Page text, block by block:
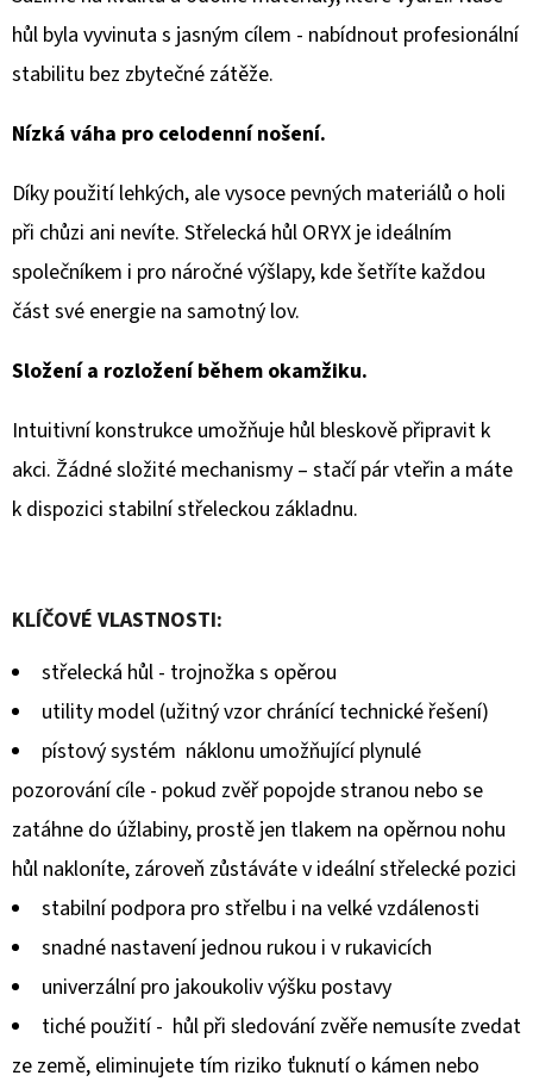
hůl byla vyvinuta s jasným cílem - nabídnout profesionální
stabilitu bez zbytečné zátěže.
Nízká váha pro celodenní nošení.
Díky použití lehkých, ale vysoce pevných materiálů o holi
při chůzi ani nevíte. Střelecká hůl ORYX je ideálním
společníkem i pro náročné výšlapy, kde šetříte každou
část své energie na samotný lov.
Složení a rozložení během okamžiku.
Intuitivní konstrukce umožňuje hůl bleskově připravit k
akci. Žádné složité mechanismy – stačí pár vteřin a máte
k dispozici stabilní střeleckou základnu.
KLÍČOVÉ VLASTNOSTI:
střelecká hůl - trojnožka s opěrou
utility model (užitný vzor chránící technické řešení)
pístový systém náklonu umožňující plynulé
pozorování cíle - pokud zvěř popojde stranou nebo se
zatáhne do úžlabiny, prostě jen tlakem na opěrnou nohu
hůl nakloníte, zároveň zůstáváte v ideální střelecké pozici
stabilní podpora pro střelbu i na velké vzdálenosti
snadné nastavení jednou rukou i v rukavicích
univerzální pro jakoukoliv výšku postavy
tiché použití - hůl při sledování zvěře nemusíte zvedat
ze země, eliminujete tím riziko ťuknutí o kámen nebo